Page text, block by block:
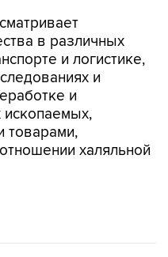
в различных
и логистике,
и
и
ископаемых,
товарами,
халяльной